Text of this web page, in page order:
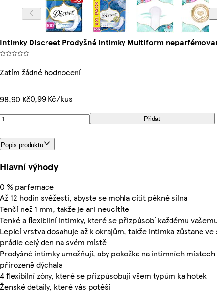
Intimky Discreet Prodyšné intimky Multiform
Zatím žádné hodnocení
98,90 Kč0,99 Kč/kus
Přidat
Popis produktu
Hlavní výhody
0 % parfemace
Až 12 hodin svěžesti, abyste se mohla cítit pěkně silná
Tenčí než 1 mm, takže je ani neucítíte
Tenké a flexibilní intimky, které se přizpůsobí každému
Lepicí vrstva dosahuje až k okrajům, takže intimka zůstane ve
prádle celý den na svém místě
Prodyšné intimky umožňují, aby pokožka na intimních místech
přirozeně dýchala
4 flexibilní zóny, které se přizpůsobují všem typům kalhotek
Ženské detaily, které vás potěší